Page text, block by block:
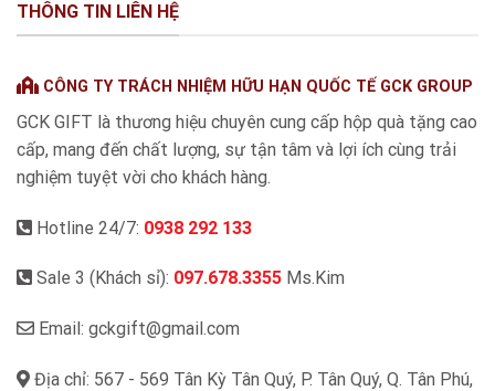
THÔNG TIN LIÊN HỆ
CÔNG TY TRÁCH NHIỆM HỮU HẠN QUỐC TẾ GCK GROUP
GCK GIFT là thương hiệu chuyên cung cấp hộp quà tặng cao
cấp, mang đến chất lượng, sự tận tâm và lợi ích cùng trải
nghiệm tuyệt vời cho khách hàng.
Hotline 24/7: 0938 292 133
Sale 3 (Khách sỉ): 097.678.3355 Ms.Kim
Email: gckgift@gmail.com
Địa chỉ: 567 - 569 Tân Kỳ Tân Quý, P. Tân Quý, Q. Tân Phú,